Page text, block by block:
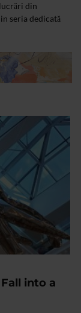
din
seria dedicată
into a